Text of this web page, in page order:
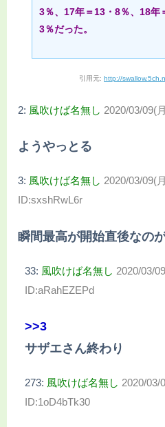
3％、17年＝13・8％、18年
3％だった。
引用元: http://
2: 風吹けば名無し 2020/03/09(
ようやっとる
3: 風吹けば名無し 2020/03/09(
ID:sxshRwL6r
瞬間最高が開始直後なの
33: 風吹けば名無し 2020/03/
ID:aRahEZEPd
>>3
サザエさん終わり
273: 風吹けば名無し 2020/03/
ID:1oD4bTk30